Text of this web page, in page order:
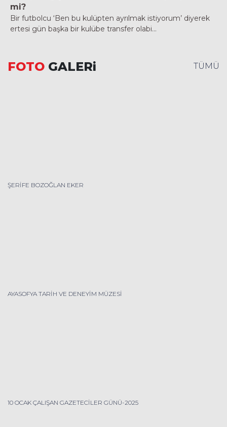
mi?
Bir futbolcu ‘Ben bu kulüpten ayrılmak istiyorum’ diyerek
ertesi gün başka bir kulübe transfer olabi...
FOTO GALERi TÜMÜ
ŞERİFE BOZOĞLAN EKER
AYASOFYA TARİH VE DENEYİM MÜZESİ
10 OCAK ÇALIŞAN GAZETECİLER GÜNÜ-2025